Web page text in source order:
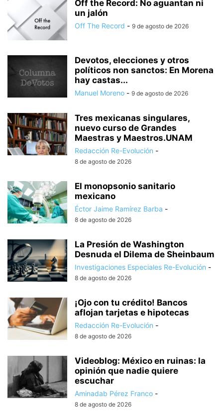
Off the Record: No aguantan ni
un jalón
Off The Record - 9 de agosto de 2026
Devotos, elecciones y otros
políticos non sanctos: En Morena
hay castas...
Manuel Moreno - 9 de agosto de 2026
Tres mexicanas singulares,
nuevo curso de Grandes
Maestras y Maestros.UNAM
Redacción Re-Evolución -
8 de agosto de 2026
El monopsonio sanitario
mexicano
Éctor Jaime Ramírez Barba -
8 de agosto de 2026
La Presión de Washington
Desnuda el Dilema de Sheinbaum
Investigaciones Especiales Re-Evolución -
8 de agosto de 2026
¡Ojo con tu crédito! Bancos
aflojan tarjetas e hipotecas
Redacción Re-Evolución -
8 de agosto de 2026
Videoblog: México en ruinas: la
opinión que nadie quiere
escuchar
Aminadab Pérez Franco -
8 de agosto de 2026